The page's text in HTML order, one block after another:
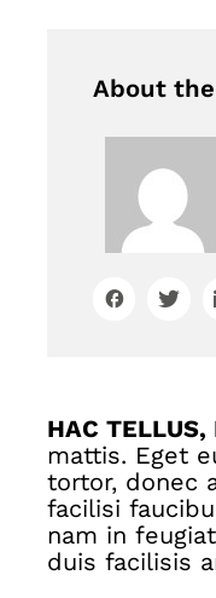
About
HAC TELLUS,
mattis. Eget
tortor, donec
facilisi
nam in
duis facilisis